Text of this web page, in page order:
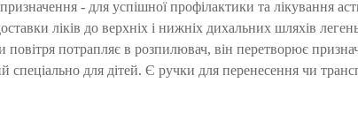
- для успішної профілактики та лікування
ліків до верхніх і нижніх дихальних шляхів
потрапляє в розпилювач, він перетворює
для дітей. Є ручки для перенесення чи